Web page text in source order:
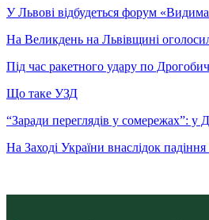
У Львові відбудеться форум «Видима
На Великдень на Львівщині
Під час ракетного удару по
Що таке УЗД
“Заради переглядів у сомережах”: у
На Заході України внаслідок